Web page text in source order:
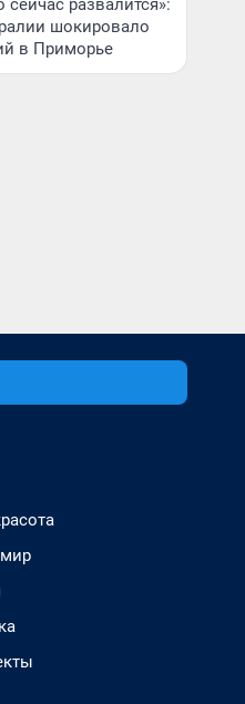
сейчас развалится»:
шокировало
в Приморье